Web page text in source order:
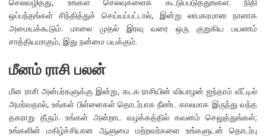
செலவழித்து, உங்கள் செலவுகளைக் கட்டுப்படுத்துங்கள். நிதி
ஒப்பந்தங்கள் சிந்தித்துச் செய்யப்பட்டால், இன்று லாபகரமான நாளாக
அமையக்கூடும். மாலை முதல் இரவு வரை ஒரு குறுகிய பயணம்
சாத்தியமாகும், இது நன்மை பயக்கும்.
மீனம் ராசி பலன்
மீன ராசி அன்பர்களுக்கு இன்று, கடக ராசியின் வியாழன் ஐந்தாம் வீட்டில்
அமர்வதால், உங்கள் பிள்ளைகள் தொடர்பாக நீண்ட காலமாக இருந்து வந்த
தகராறு தீரும். உங்கள் அன்றாட வழக்கத்தில் கவனம் செலுத்துங்கள்;
உங்களின் மகிழ்ச்சியான ஆளுமை மற்றவர்களை உங்களுடன் தொடர்பு